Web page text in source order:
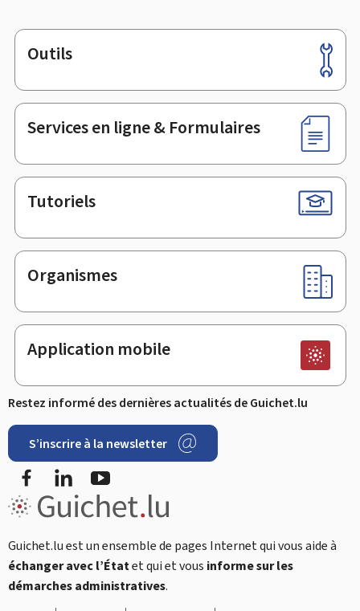
Pied
de
page
Outils
Services en ligne & Formulaires
Tutoriels
Organismes
Application mobile
Restez informé des dernières actualités de Guichet.lu
S’inscrire à la newsletter
FacebookLinkedIn
Guichet.lu est un ensemble de pages Internet qui vous aide à
échanger avec l’Étatet qui et vous informe sur les
démarches administratives.